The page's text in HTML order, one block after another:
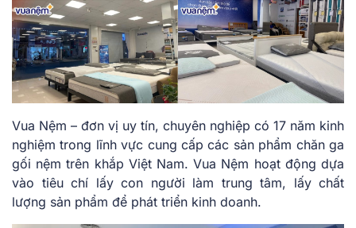
Vua Nệm – đơn vị uy tín, chuyên nghiệp có 17 năm kinh
nghiệm trong lĩnh vực cung cấp các sản phẩm chăn ga
gối nệm trên khắp Việt Nam. Vua Nệm hoạt động dựa
vào tiêu chí lấy con người làm trung tâm, lấy chất
lượng sản phẩm để phát triển kinh doanh.